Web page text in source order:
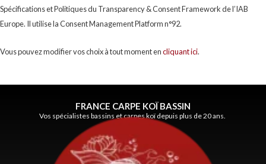
Spécifications et Politiques du Transparency & Consent Framework de l’IAB
Europe. Il utilise la Consent Management Platform n°92.
Vous pouvez modifier vos choix à tout moment encliquant ici.
FRANCE CARPE KOÏ BASSIN
Vos spécialistes bassins et carpes koï depuis plus de 20 ans.